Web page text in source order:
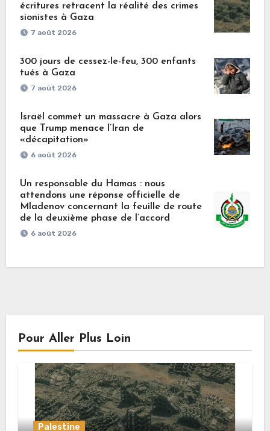
écritures retracent la réalité des crimes
sionistes à Gaza
7 août 2026
300 jours de cessez-le-feu, 300 enfants
tués à Gaza
7 août 2026
Israël commet un massacre à Gaza alors
que Trump menace l’Iran de
«décapitation»
6 août 2026
Un responsable du Hamas : nous
attendons une réponse officielle de
Mladenov concernant la feuille de route
de la deuxième phase de l’accord
6 août 2026
Pour Aller Plus Loin
Palestine